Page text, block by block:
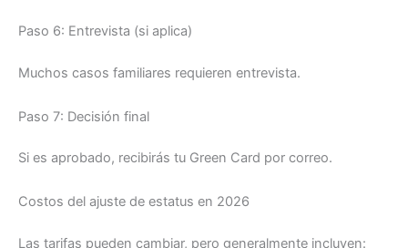
Paso 6: Entrevista (si aplica)
Muchos casos familiares requieren entrevista.
Paso 7: Decisión final
Si es aprobado, recibirás tu Green Card por correo.
Costos del ajuste de estatus en 2026
Las tarifas pueden cambiar, pero generalmente incluyen: